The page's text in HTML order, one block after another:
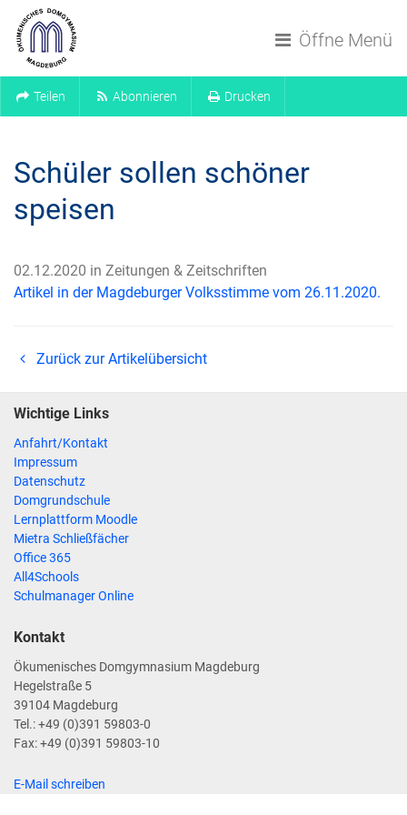
Öffne Menü
Teilen Abonnieren Drucken
Schüler sollen schöner
speisen
02.12.2020 in Zeitungen & Zeitschriften
Artikel in der Magdeburger Volksstimme vom 26.11.2020.
Zurück zur Artikelübersicht
Wichtige Links
Anfahrt/Kontakt
Impressum
Datenschutz
Domgrundschule
Lernplattform Moodle
Mietra Schließfächer
Office 365
All4Schools
Schulmanager Online
Kontakt
Ökumenisches Domgymnasium Magdeburg
Hegelstraße 5
39104 Magdeburg
Tel.: +49 (0)391 59803-0
Fax: +49 (0)391 59803-10
E-Mail schreiben